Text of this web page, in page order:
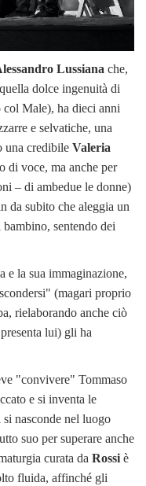
Lussiana che,
dolce ingenuità di
col Male), ha dieci anni
e selvatiche, una
una credibile Valeria
di voce, ma anche per
– di ambedue le donne)
da subito che aleggia un
sentendo dei
e la sua immaginazione,
(magari proprio
rielaborando anche ciò
lui) gli ha
"convivere" Tommaso
e si inventa le
nasconde nel luogo
suo per superare anche
curata da Rossi è
fluida, affinché gli